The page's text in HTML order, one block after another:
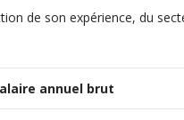
de son expérience, du
annuel brut